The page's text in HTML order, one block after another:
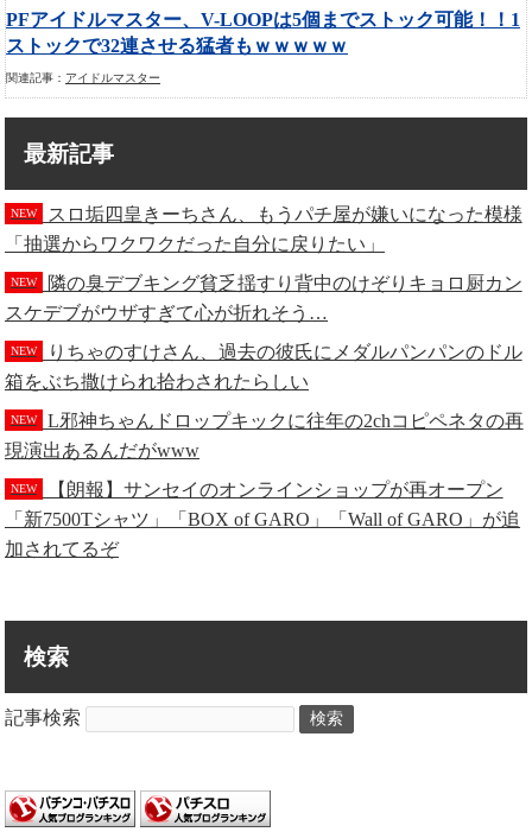
PFアイドルマスター、V-LOOPは5個までストック可能！！1
ストックで32連させる猛者もｗｗｗｗｗ
関連記事： アイドルマスター
最新記事
NEW
スロ垢四皇きーちさん、もうパチ屋が嫌いになった模様
「抽選からワクワクだった自分に戻りたい」
NEW
隣の臭デブキング貧乏揺すり背中のけぞりキョロ厨カン
スケデブがウザすぎて心が折れそう…
NEW
りちゃのすけさん、過去の彼氏にメダルパンパンのドル
箱をぶち撒けられ拾わされたらしい
NEW
L邪神ちゃんドロップキックに往年の2chコピペネタの再
現演出あるんだがwww
NEW
【朗報】サンセイのオンラインショップが再オープン
「新7500Tシャツ」「BOX of GARO」「Wall of GARO」が追
加されてるぞ
検索
記事検索 検索